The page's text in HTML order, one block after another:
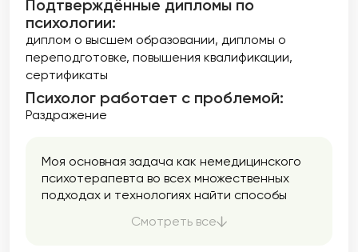
Подтверждённые дипломы по
психологии:
диплом о высшем образовании дипломы о
переподготовке повышения квалификации
сертификаты
Психолог работает с проблемой:
Раздражение
Моя основная задача как немедицинского
психотерапевта во всех множественных
подходах и технологиях найти способы
Вам внести изменения в свою жизнь в
Смотреть все